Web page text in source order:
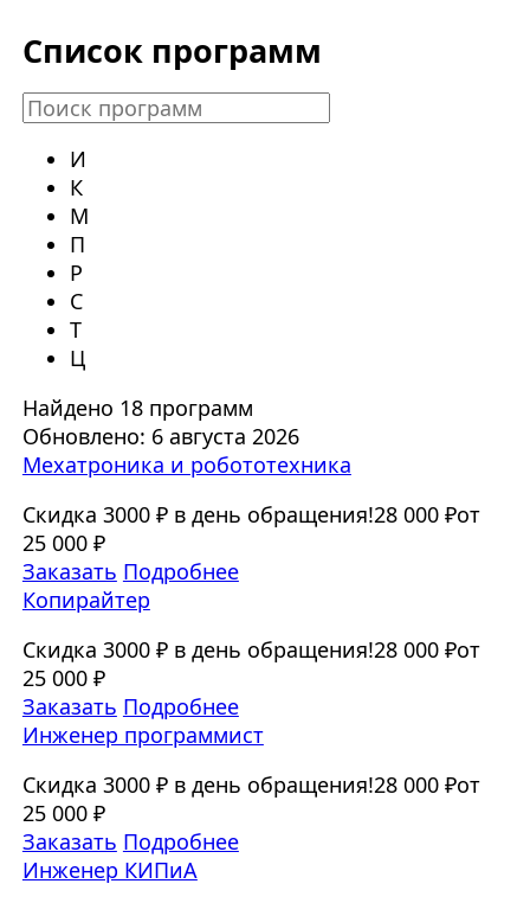
Список программ
И
К
М
П
Р
С
Т
Ц
Найдено 18 программ
Обновлено: 6 августа 2026
Мехатроника и робототехника
Скидка 3000 ₽ в день обращения!28 000 ₽от
25 000 ₽
Заказать Подробнее
Копирайтер
Скидка 3000 ₽ в день обращения!28 000 ₽от
25 000 ₽
Заказать Подробнее
Инженер программист
Скидка 3000 ₽ в день обращения!28 000 ₽от
25 000 ₽
Заказать Подробнее
Инженер КИПиА